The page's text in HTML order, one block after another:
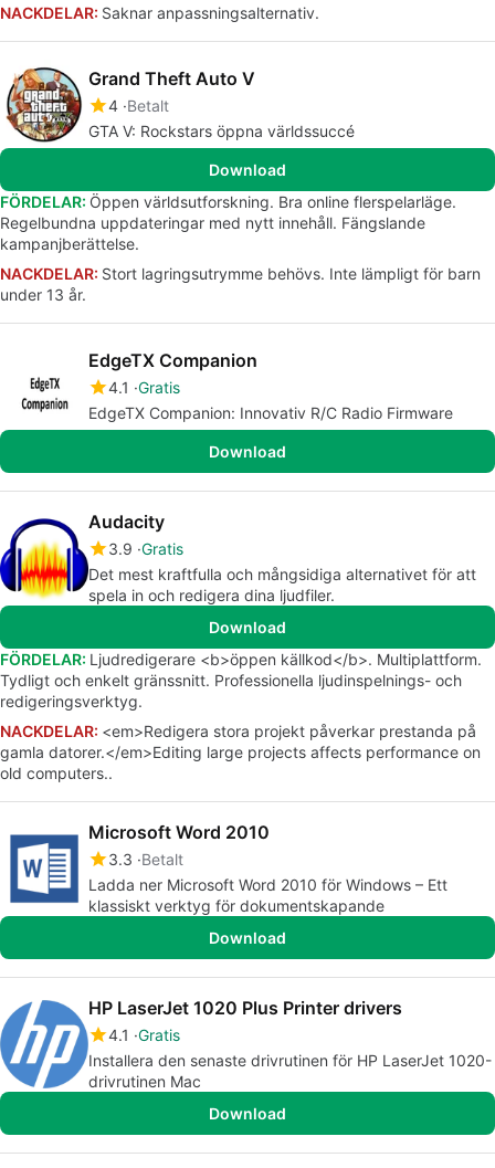
NACKDELAR: Saknar anpassningsalternativ.
Grand Theft Auto V
4 Betalt
GTA V: Rockstars öppna världssuccé
Download
FÖRDELAR: Öppen världsutforskning. Bra online flerspelarläge.
Regelbundna uppdateringar med nytt innehåll. Fängslande
kampanjberättelse.
NACKDELAR: Stort lagringsutrymme behövs. Inte lämpligt för barn
under 13 år.
EdgeTX Companion
4.1 Gratis
EdgeTX Companion: Innovativ R/C Radio Firmware
Download
Audacity
3.9 Gratis
Det mest kraftfulla och mångsidiga alternativet för att
spela in och redigera dina ljudfiler.
Download
FÖRDELAR: Ljudredigerare <b>öppen källkod</b>. Multiplattform.
Tydligt och enkelt gränssnitt. Professionella ljudinspelnings- och
redigeringsverktyg.
NACKDELAR: <em>Redigera stora projekt påverkar prestanda på
gamla datorer.</em>Editing large projects affects performance on
old computers..
Microsoft Word 2010
3.3 Betalt
Ladda ner Microsoft Word 2010 för Windows – Ett
klassiskt verktyg för dokumentskapande
Download
HP LaserJet 1020 Plus Printer drivers
4.1 Gratis
Installera den senaste drivrutinen för HP LaserJet 1020-
drivrutinen Mac
Download